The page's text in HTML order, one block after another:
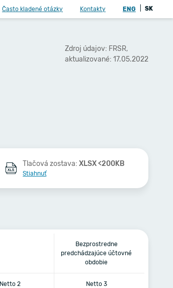
Často kladené otázky Kontakty ENG SK
Zdroj údajov: FRSR,
aktualizované: 17.05.2022
Tlačová zostava:XLSX <200KB
Stiahnuť
Bezprostredne
predchádzajúce účtovné
obdobie
Netto 2 Netto 3